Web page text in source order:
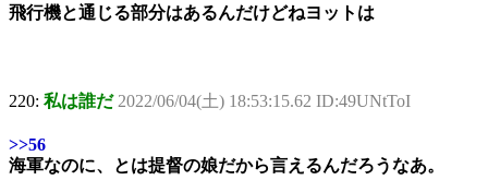
飛行機と通じる部分はあるんだけどねヨットは
220: 私は誰だ 2022/06/04(土) 18:53:15.62 ID:49UNtToI
>>56
海軍なのに、とは提督の娘だから言えるんだろうなあ。